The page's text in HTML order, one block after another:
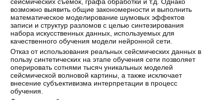
возможно выявить общие закономерности и выполнить
математическое моделирование шумовых эффектов
записи и структур разломов с целью синтезирования
набора искусственных данных, используемых для
качественного обучения модели нейронной сети.
Отказ от использования реальных сейсмических данных в
пользу синтетических на этапе обучения сети позволяет
оперировать сотнями тысяч уникальных моделей
сейсмической волновой картины, а также исключает
внесение субъективизма интерпретации в процесс
обучения.